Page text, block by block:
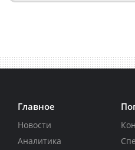
Главное
Новости
Аналитика